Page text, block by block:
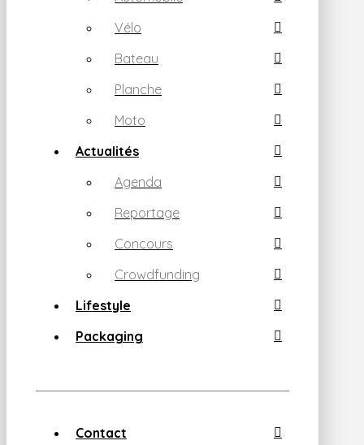
Vélo
Bateau
Planche
Moto
Actualités
Agenda
Reportage
Concours
Crowdfunding
Lifestyle
Packaging
Contact